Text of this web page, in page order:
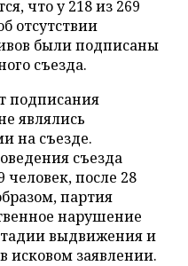
что у 218 из 269
отсутствии
были подписаны
съезда.
подписания
являлись
на съезде.
съезда
после 28
партия
нарушение
выдвижения и
исковом заявлении.